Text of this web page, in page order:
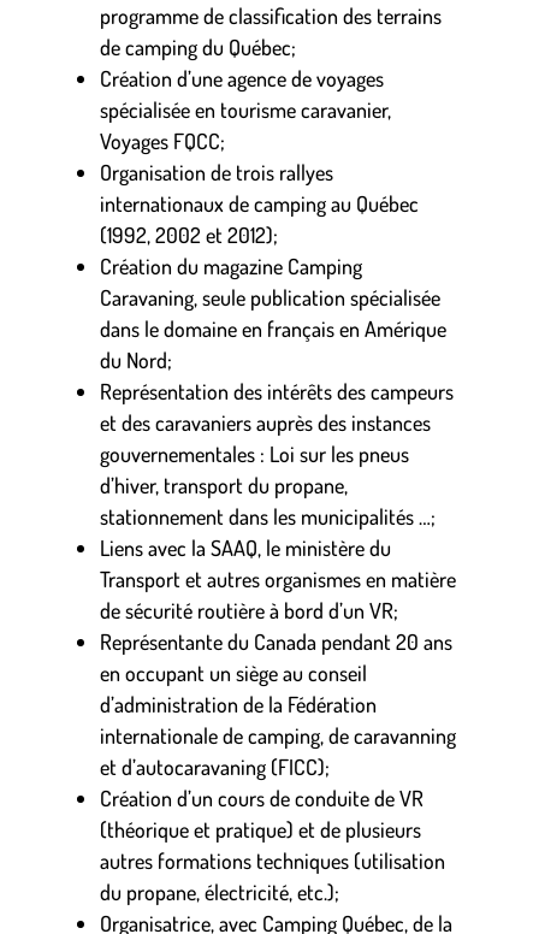
programme de classification des terrains
de camping du Québec;
Création d’une agence de voyages
spécialisée en tourisme caravanier,
Voyages FQCC;
Organisation de trois rallyes
internationaux de camping au Québec
(1992, 2002 et 2012);
Création du magazine Camping
Caravaning, seule publication spécialisée
dans le domaine en français en Amérique
du Nord;
Représentation des intérêts des campeurs
et des caravaniers auprès des instances
gouvernementales : Loi sur les pneus
d’hiver, transport du propane,
stationnement dans les municipalités …;
Liens avec la SAAQ, le ministère du
Transport et autres organismes en matière
de sécurité routière à bord d’un VR;
Représentante du Canada pendant 20 ans
en occupant un siège au conseil
d’administration de la Fédération
internationale de camping, de caravanning
et d’autocaravaning (FICC);
Création d’un cours de conduite de VR
(théorique et pratique) et de plusieurs
autres formations techniques (utilisation
du propane, électricité, etc.);
Organisatrice, avec Camping Québec, de la